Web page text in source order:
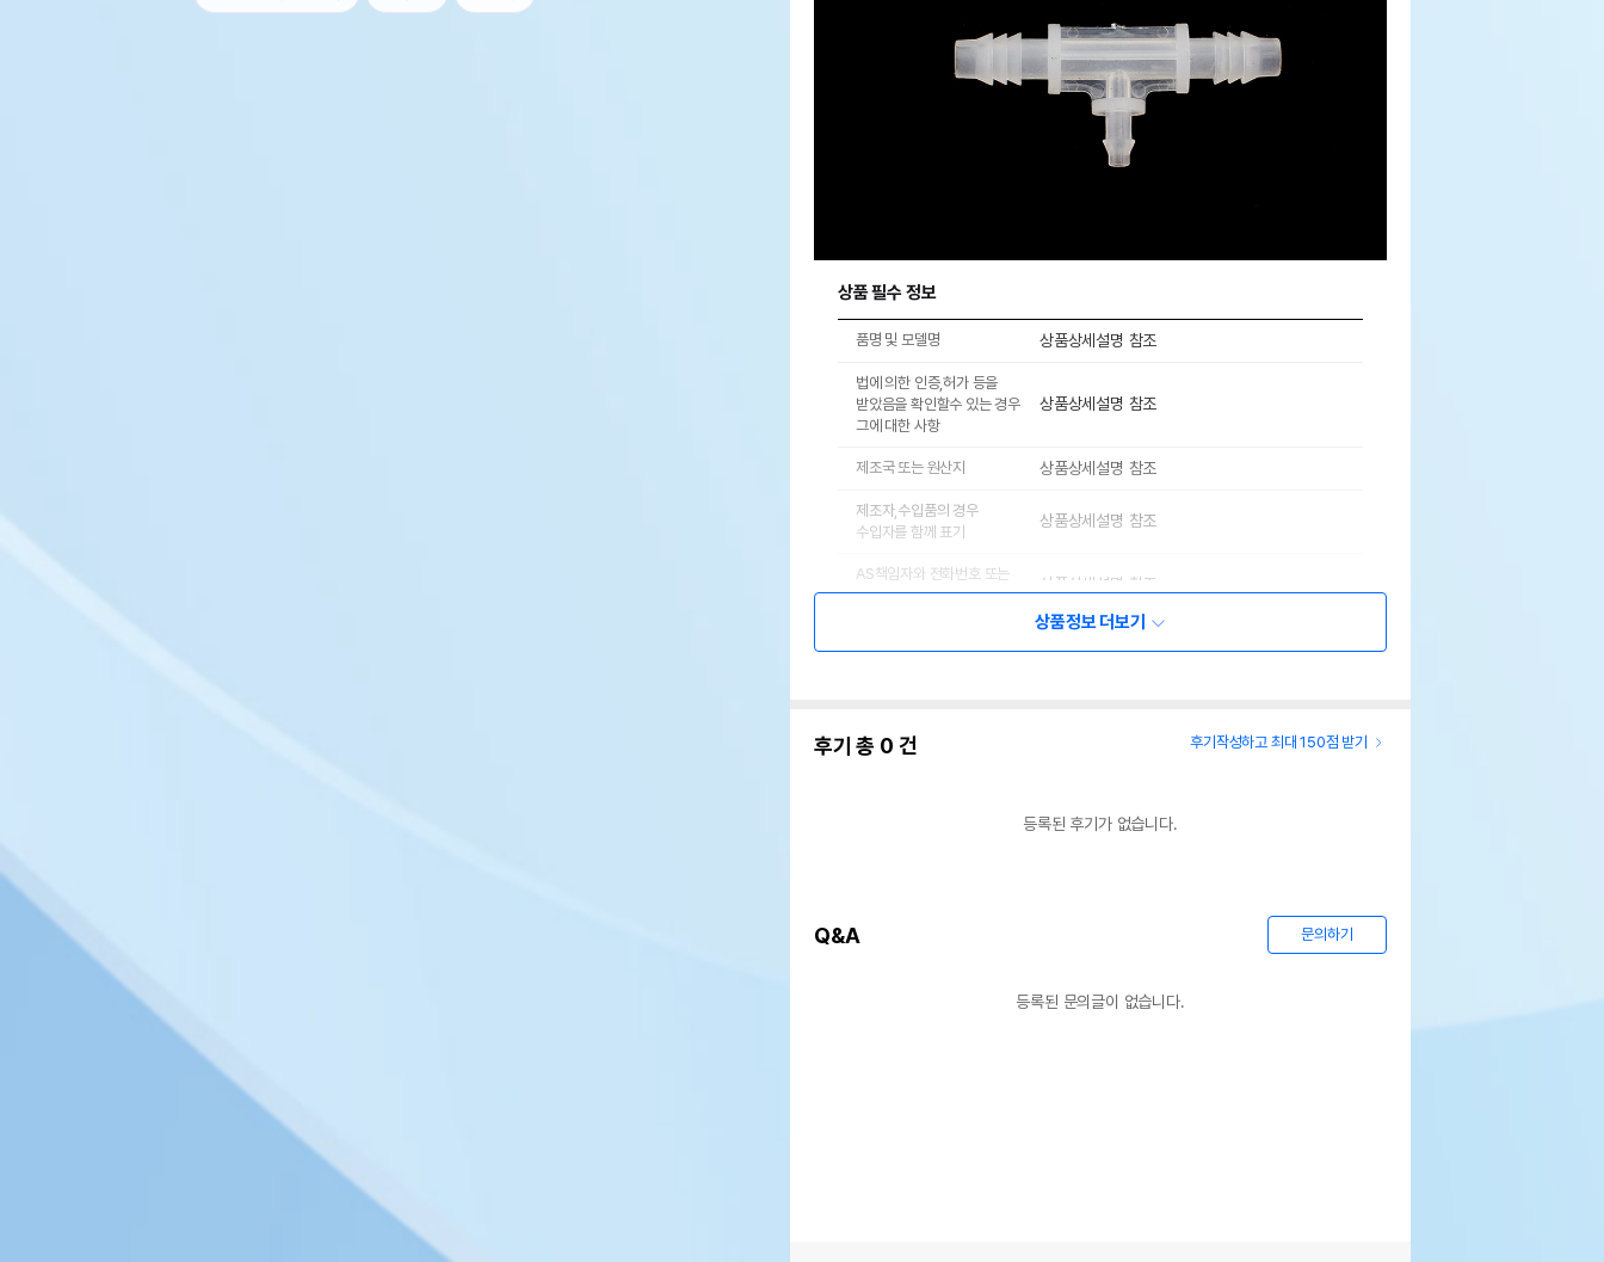
상품 필수 정보
품명 및 모델명 상품상세설명 참조
법에 의한 인증,허가 등을
받았음을 확인할수 있는 경우
그에 대한 사항
상품상세설명 참조
제조국 또는 원산지 상품상세설명 참조
제조자,수입품의 경우
수입자를 함께 표기
상품상세설명 참조
AS책임자와 전화번호 또는
소비자상담 관련 전화번호
상품상세설명 참조
상품정보 더보기
후기 총 0 건 후기작성하고 최대 150점 받기
등록된 후기가 없습니다.
Q&A 문의하기
등록된 문의글이 없습니다.